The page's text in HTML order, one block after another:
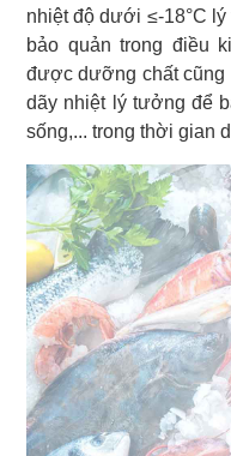
nhiệt độ dưới ≤-18°C
bảo quản trong điều
được dưỡng chất
dãy nhiệt lý tưởng để
sống,... trong thời gian